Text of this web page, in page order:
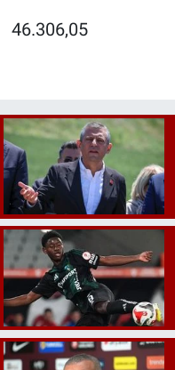
46.306,05